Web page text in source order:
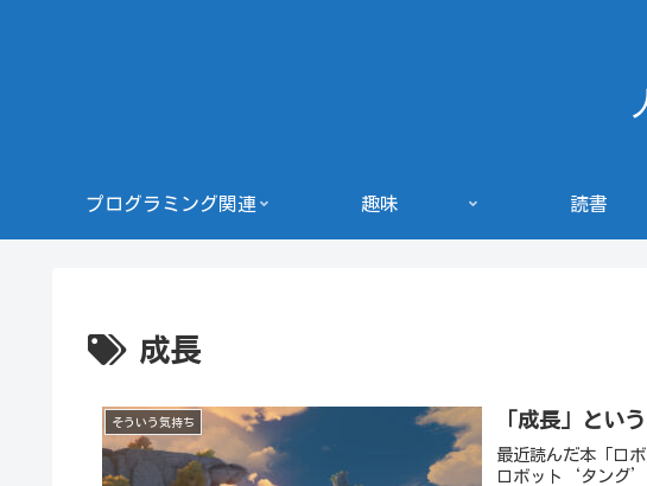
プログラミング関連 趣味 読書
成長
そういう気持ち 「成長」とい
最近読んだ本「ロ
ロボット‘タング’